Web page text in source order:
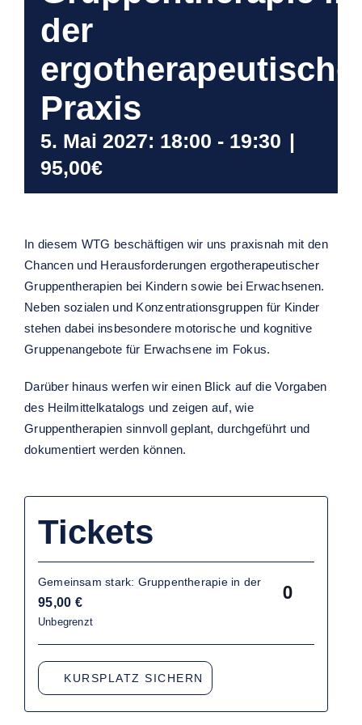
der
Praxis
5. Mai 2027: 18:00 - 19:30 |
95,00€
In diesem WTG beschäftigen wir uns praxisnah mit den
Chancen und Herausforderungen ergotherapeutischer
Gruppentherapien bei Kindern sowie bei Erwachsenen.
Neben sozialen und Konzentrationsgruppen für Kinder
stehen dabei insbesondere motorische und kognitive
Gruppenangebote für Erwachsene im Fokus.
Darüber hinaus werfen wir einen Blick auf die Vorgaben
des Heilmittelkatalogs und zeigen auf, wie
Gruppentherapien sinnvoll geplant, durchgeführt und
dokumentiert werden können.
Tickets
Gemeinsam stark: Gruppentherapie in der
95,00 €
Unbegrenzt
Anzahl